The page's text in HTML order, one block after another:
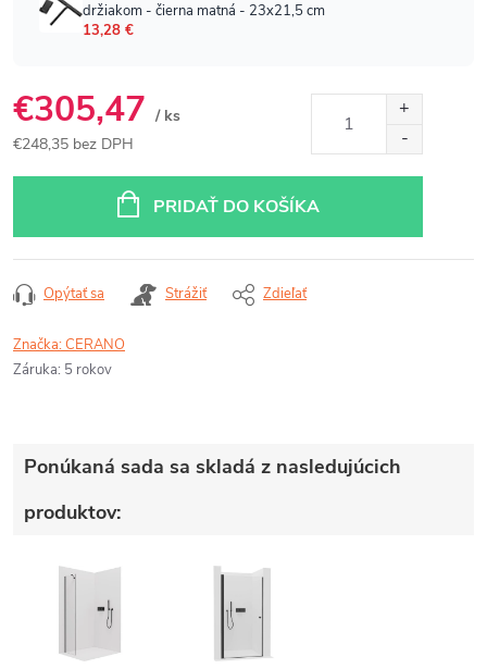
€305,47 / ks
€248,35 bez DPH
PRIDAŤ DO KOŠÍKA
Opýtať sa Strážiť Zdieľať
Značka:CERANO
Záruka: 5 rokov
Ponúkaná sada sa skladá z nasledujúcich
produktov: